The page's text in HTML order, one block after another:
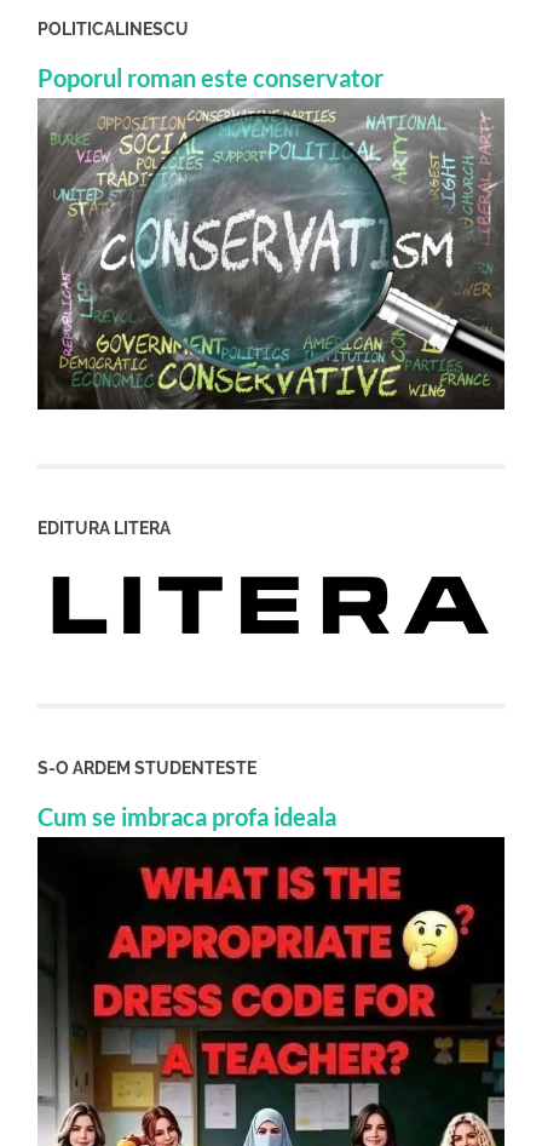
POLITICALINESCU
Poporul roman este conservator
EDITURA LITERA
S-O ARDEM STUDENTESTE
Cum se imbraca profa ideala